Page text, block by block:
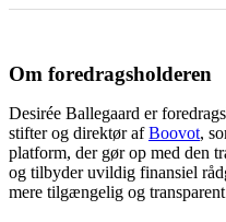
Om foredragsholderen
Desirée Ballegaard er
stifter og direktør afBoovot,
platform, der gør op med den
og tilbyder uvildig finansiel
mere tilgængelig og